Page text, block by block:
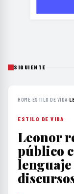
SIGUIENTE
HOME›ESTILO DE VIDA›
ESTILO DE VIDA
Leonor
público
lenguaje